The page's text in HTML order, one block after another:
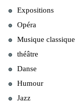
Expositions
Opéra
Musique classique
théâtre
Danse
Humour
Jazz